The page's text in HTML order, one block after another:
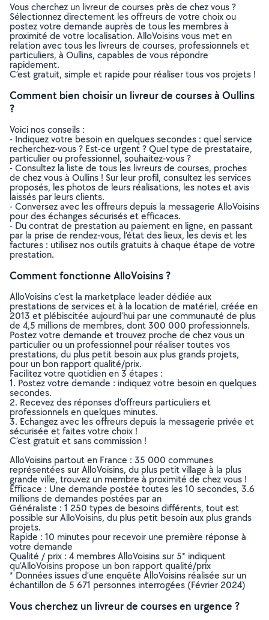
Vous cherchez un livreur de courses près de chez vous ?
Sélectionnez directement les offreurs de votre choix ou
postez votre demande auprès de tous les membres à
proximité de votre localisation. AlloVoisins vous met en
relation avec tous les livreurs de courses, professionnels et
particuliers, à Oullins, capables de vous répondre
rapidement.
C’est gratuit, simple et rapide pour réaliser tous vos projets !
Comment bien choisir un livreur de courses à Oullins
?
Voici nos conseils :
- Indiquez votre besoin en quelques secondes : quel service
recherchez-vous ? Est-ce urgent ? Quel type de prestataire,
particulier ou professionnel, souhaitez-vous ?
- Consultez la liste de tous les livreurs de courses, proches
de chez vous à Oullins ! Sur leur profil, consultez les services
proposés, les photos de leurs réalisations, les notes et avis
laissés par leurs clients.
- Conversez avec les offreurs depuis la messagerie AlloVoisins
pour des échanges sécurisés et efficaces.
- Du contrat de prestation au paiement en ligne, en passant
par la prise de rendez-vous, l’état des lieux, les devis et les
factures : utilisez nos outils gratuits à chaque étape de votre
prestation.
Comment fonctionne AlloVoisins ?
AlloVoisins c’est la marketplace leader dédiée aux
prestations de services et à la location de matériel, créée en
2013 et plébiscitée aujourd’hui par une communauté de plus
de 4,5 millions de membres, dont 300 000 professionnels.
Postez votre demande et trouvez proche de chez vous un
particulier ou un professionnel pour réaliser toutes vos
prestations, du plus petit besoin aux plus grands projets,
pour un bon rapport qualité/prix.
Facilitez votre quotidien en 3 étapes :
1. Postez votre demande : indiquez votre besoin en quelques
secondes.
2. Recevez des réponses d’offreurs particuliers et
professionnels en quelques minutes.
3. Echangez avec les offreurs depuis la messagerie privée et
sécurisée et faites votre choix !
C’est gratuit et sans commission !
AlloVoisins partout en France : 35 000 communes
représentées sur AlloVoisins, du plus petit village à la plus
grande ville, trouvez un membre à proximité de chez vous !
Efficace : Une demande postée toutes les 10 secondes, 3.6
millions de demandes postées par an
Généraliste : 1 250 types de besoins différents, tout est
possible sur AlloVoisins, du plus petit besoin aux plus grands
projets.
Rapide : 10 minutes pour recevoir une première réponse à
votre demande
Qualité / prix : 4 membres AlloVoisins sur 5* indiquent
qu’AlloVoisins propose un bon rapport qualité/prix
* Données issues d’une enquête AlloVoisins réalisée sur un
échantillon de 5 671 personnes interrogées (Février 2024)
Vous cherchez un livreur de courses en urgence ?